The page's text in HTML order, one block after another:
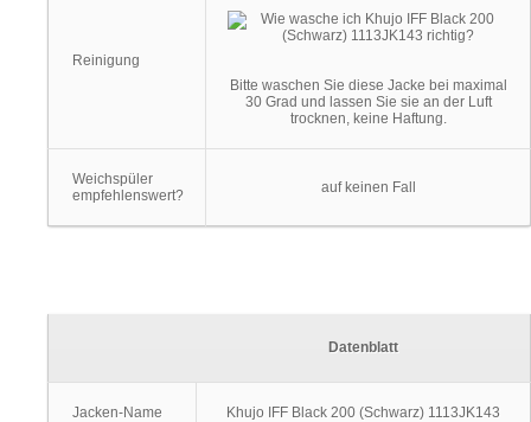
Reinigung
Bitte waschen Sie diese Jacke bei maximal
30 Grad und lassen Sie sie an der Luft
trocknen, keine Haftung.
Weichspüler
empfehlenswert?
auf keinen Fall
Datenblatt
Jacken-Name Khujo IFF Black 200 (Schwarz) 1113JK143